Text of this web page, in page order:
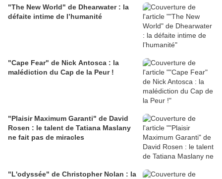
"The New World" de Dhearwater : la
défaite intime de l’humanité
"Cape Fear" de Nick Antosca : la
malédiction du Cap de la Peur !
"Plaisir Maximum Garanti" de David
Rosen : le talent de Tatiana Maslany
ne fait pas de miracles
"L'odyssée" de Christopher Nolan : la